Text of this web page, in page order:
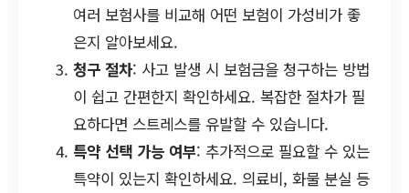
여러 보험사를 비교해 어떤 보험이 가성비가 좋
은지 알아보세요.
청구 절차: 사고 발생 시 보험금을 청구하는 방법
이 쉽고 간편한지 확인하세요. 복잡한 절차가 필
요하다면 스트레스를 유발할 수 있습니다.
특약 선택 가능 여부: 추가적으로 필요할 수 있는
특약이 있는지 확인하세요. 의료비, 화물 분실 등